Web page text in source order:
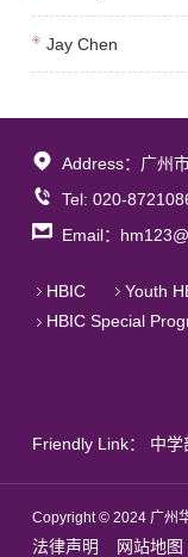
Jay Chen
Address：广州
Tel: 020-
Email：
HBIC Youth
HBIC Special
Friendly Link： 中学
Copyright © 2024 广州
法律声明 网站地图